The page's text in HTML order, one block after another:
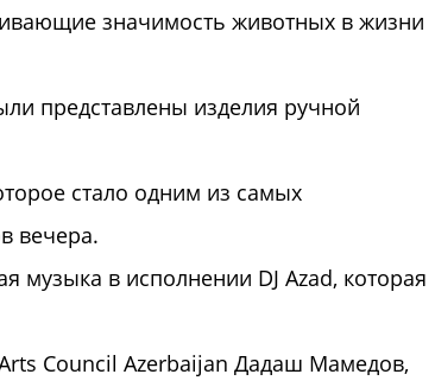
значимость животных в жизни
представлены изделия ручной
стало одним из самых
вечера.
музыка в исполнении DJ Azad, которая
Council Azerbaijan Дадаш Мамедов,